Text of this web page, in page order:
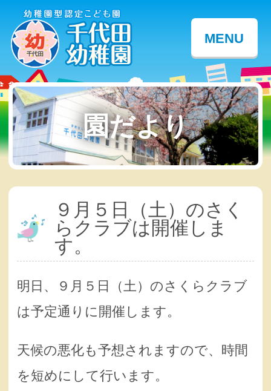
MENU
園だより
９月５日（土）のさく
らクラブは開催しま
す。
明日、９月５日（土）のさくらクラブ
は予定通りに開催します。
天候の悪化も予想されますので、時間
を短めにして行います。